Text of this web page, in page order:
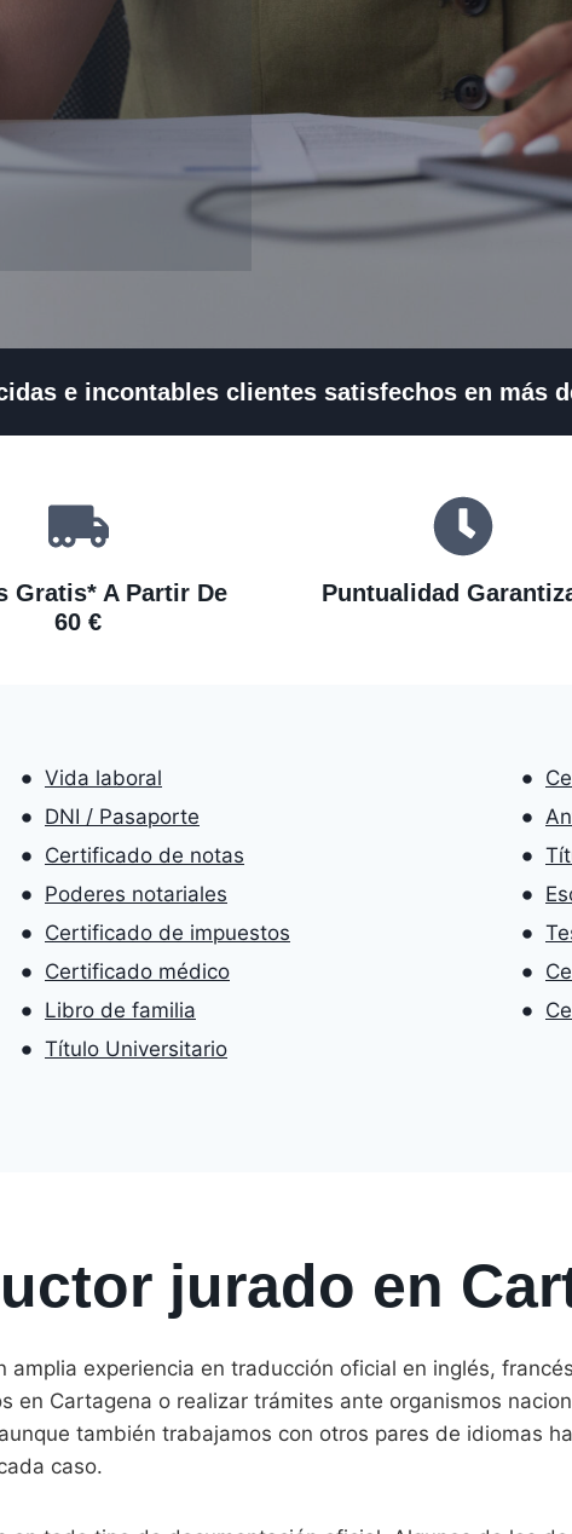
e incontables clientes satisfechos en más
Gratis* A Partir De
60 €
Puntualidad
Vida laboral
DNI / Pasaporte
Certificado de notas
Poderes notariales
Certificado de impuestos
Certificado médico
Libro de familia
Título Universitario
jurado en
experiencia en traducción oficial en inglés,
en Cartagena o realizar trámites ante organismos
también trabajamos con otros pares de idiomas
caso.